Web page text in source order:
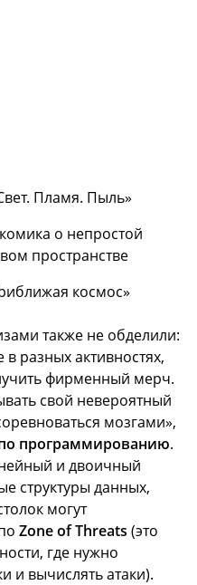
Пламя. Пыль»
о непростой
пространстве
космос»
также не обделили:
в разных активностях,
фирменный мерч.
свой невероятный
мозгами»,
программированию.
и двоичный
структуры данных,
могут
Zone of Threats (это
где нужно
и вычислять атаки).